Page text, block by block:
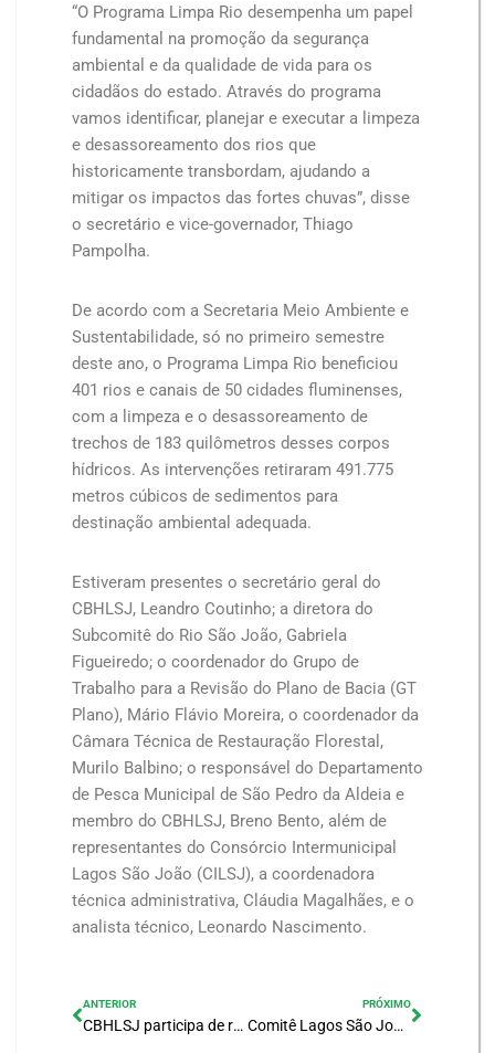
“O Programa Limpa Rio desempenha um papel
fundamental na promoção da segurança
ambiental e da qualidade de vida para os
cidadãos do estado. Através do programa
vamos identificar, planejar e executar a limpeza
e desassoreamento dos rios que
historicamente transbordam, ajudando a
mitigar os impactos das fortes chuvas”, disse
o secretário e vice-governador, Thiago
Pampolha.
De acordo com a Secretaria Meio Ambiente e
Sustentabilidade, só no primeiro semestre
deste ano, o Programa Limpa Rio beneficiou
401 rios e canais de 50 cidades fluminenses,
com a limpeza e o desassoreamento de
trechos de 183 quilômetros desses corpos
hídricos. As intervenções retiraram 491.775
metros cúbicos de sedimentos para
destinação ambiental adequada.
Estiveram presentes o secretário geral do
CBHLSJ, Leandro Coutinho; a diretora do
Subcomitê do Rio São João, Gabriela
Figueiredo; o coordenador do Grupo de
Trabalho para a Revisão do Plano de Bacia (GT
Plano), Mário Flávio Moreira, o coordenador da
Câmara Técnica de Restauração Florestal,
Murilo Balbino; o responsável do Departamento
de Pesca Municipal de São Pedro da Aldeia e
membro do CBHLSJ, Breno Bento, além de
representantes do Consórcio Intermunicipal
Lagos São João (CILSJ), a coordenadora
técnica administrativa, Cláudia Magalhães, e o
analista técnico, Leonardo Nascimento.
ANTERIOR
CBHLSJ participa de reunião do Fórum Fluminense de Comitês de Bacias Hidrográficas
PRÓXIMO
Comitê Lagos São João realiza 3ª Oficina de Participação Social para a Revisão do Plano de Recursos Hídricos